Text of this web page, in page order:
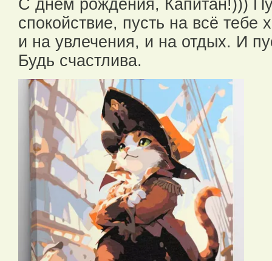
С днём рождения, Капитан!)))
спокойствие, пусть на всё тебе
и на увлечения, и на отдых. И
Будь счастлива.